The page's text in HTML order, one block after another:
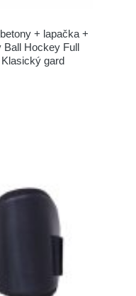
+ lapačka +
Hockey Full
gard